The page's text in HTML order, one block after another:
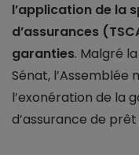
l’application de la
d’assurances
garanties. Malgré
Sénat, l’Assemblée
l’exonération de la
d’assurance de